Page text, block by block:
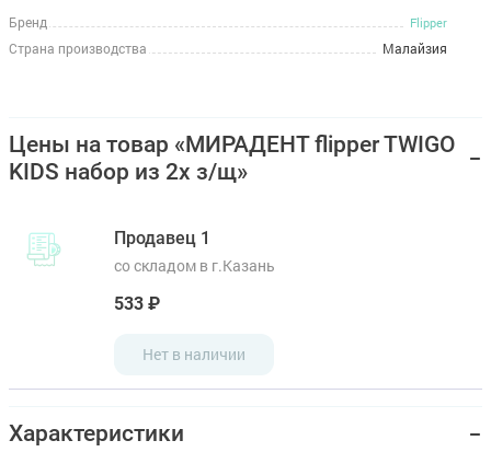
Бренд Flipper
Страна производства Малайзия
Цены на товар «МИРАДЕНТ flipper TWIGO
KIDS набор из 2х з/щ»
Продавец 1
со складом в г.Казань
533 ₽
Нет в наличии
Характеристики